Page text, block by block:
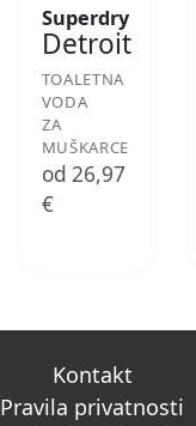
Superdry
Detroit
TOALETNA
VODA
ZA
MUŠKARCE
od 26,97
€
Kontakt
Pravila privatnosti